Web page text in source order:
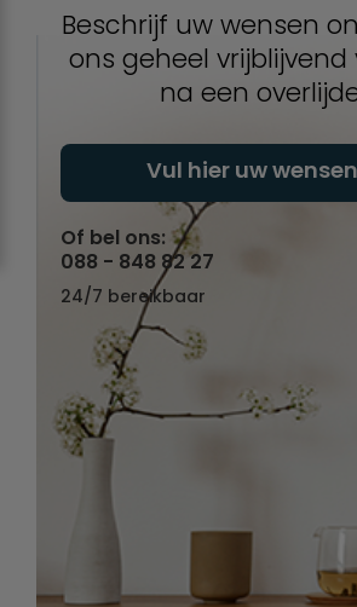
Beschrijf uw wensen
ons geheel vrijblijvend
na een
Vul hier uw
Of bel ons:
088 - 848 82 27
24/7 bereikbaar